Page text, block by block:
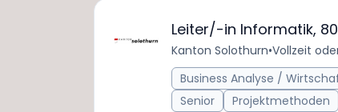
Leiter/-in Informatik,
​​Kanton Solothurn•Vollzeit
Business Analyse /
Senior
Projektmethoden